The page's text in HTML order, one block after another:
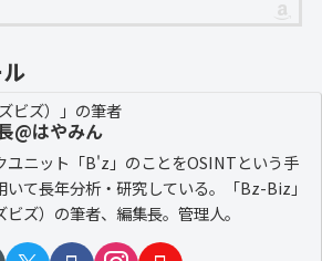
ビズ）」の筆者
@はやみん
ユニット「B'z」のことをOSINTという手
いて長年分析・研究している。「Bz-Biz」
ビズ）の筆者、編集長。管理人。